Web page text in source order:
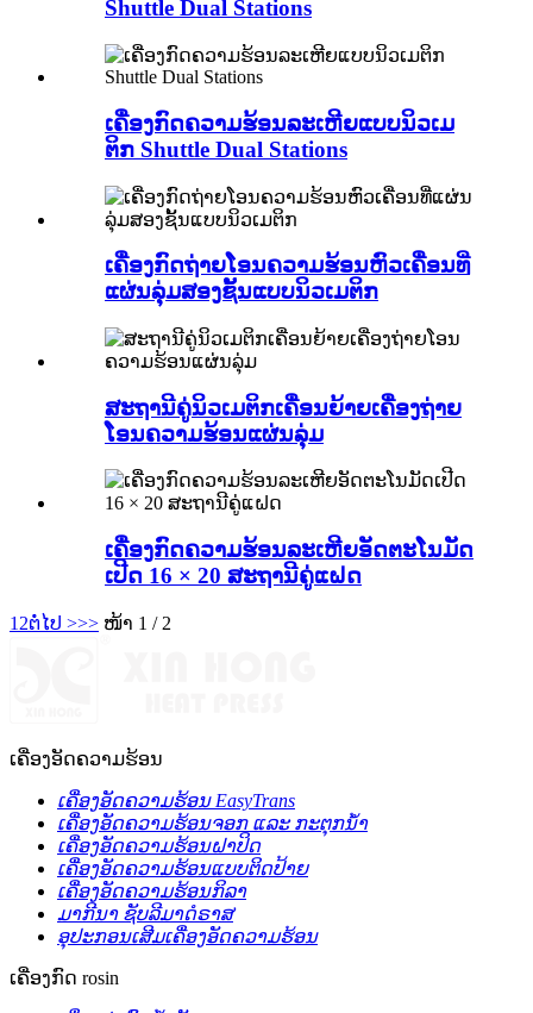
Shuttle Dual Stations
ເຄື່ອງກົດຄວາມຮ້ອນລະເຫີຍແບບນິວເມ
ຕິກ Shuttle Dual Stations
ເຄື່ອງກົດຖ່າຍໂອນຄວາມຮ້ອນຫົວເຄື່ອນທີ່
ແຜ່ນລຸ່ມສອງຊັ້ນແບບນິວເມຕິກ
ສະຖານີຄູ່ນິວເມຕິກເຄື່ອນຍ້າຍເຄື່ອງຖ່າຍ
ໂອນຄວາມຮ້ອນແຜ່ນລຸ່ມ
ເຄື່ອງກົດຄວາມຮ້ອນລະເຫີຍອັດຕະໂນມັດ
ເປີດ 16 × 20 ສະຖານີຄູ່ແຝດ
1 2ຕໍ່ໄປ >>> ໜ້າ 1 / 2
ເຄື່ອງອັດຄວາມຮ້ອນ
ເຄື່ອງອັດຄວາມຮ້ອນ EasyTrans
ເຄື່ອງອັດຄວາມຮ້ອນຈອກ ແລະ ກະຕຸກນ້ຳ
ເຄື່ອງອັດຄວາມຮ້ອນຝາປິດ
ເຄື່ອງອັດຄວາມຮ້ອນແບບຕິດປ້າຍ
ເຄື່ອງອັດຄວາມຮ້ອນກິລາ
ມາກີນາ ຊັບລີມາດໍຣາສ
ອຸປະກອນເສີມເຄື່ອງອັດຄວາມຮ້ອນ
ເຄື່ອງກົດ rosin